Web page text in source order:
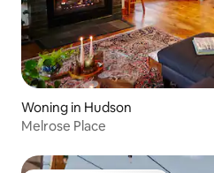
Woning in Hudson
Melrose Place